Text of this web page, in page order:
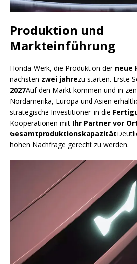
Produktion und
Markteinführung
Honda-Werk, die Produktion der neue
nächsten zwei jahrezu starten. Erste
2027Auf den Markt kommen und in
Nordamerika, Europa und Asien
strategische Investitionen in die
Kooperationen mit Ihr Partner vor Ort
Gesamtproduktionskapazität
hohen Nachfrage gerecht zu werden.